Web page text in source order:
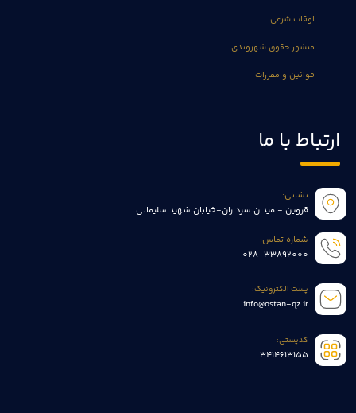
اوقات شرعی
منشور حقوق شهروندی
قوانین و مقررات
ارتباط با ما
نشانی:
قزوین - میدان سرداران-خیابان شهید سلیمانی
شماره تماس:
028-33892000
پست الکترونیک:
info@ostan-qz.ir
کدپستی:
3414613155